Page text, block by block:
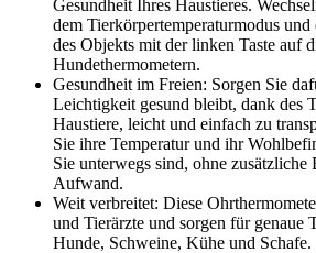
Gesundheit Ihres Haustieres.
dem Tierkörpertemperaturmodus
des Objekts mit der linken Taste auf
Hundethermometern.
Gesundheit im Freien: Sorgen Sie
Leichtigkeit gesund bleibt, dank des
Haustiere, leicht und einfach zu
Sie ihre Temperatur und ihr
Sie unterwegs sind, ohne zusätzliche
Aufwand.
Weit verbreitet: Diese
und Tierärzte und sorgen für genaue
Hunde, Schweine, Kühe und Schafe.